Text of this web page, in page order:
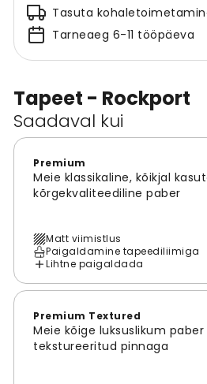
Tapeet - Rockport
Saadaval kui
Premium
Meie klassikaline, kõikjal
kõrgekvaliteediline paber
Matt viimistlus
Paigaldamine tapeediliimiga
Lihtne paigaldada
Premium Textured
Meie kõige luksuslikum
tekstureeritud pinnaga
Tasuta
Tarneaeg 6-11 tööpäeva